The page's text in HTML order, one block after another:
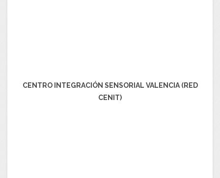
CENTRO INTEGRACIÓN SENSORIAL VALENCIA (RED
CENIT)